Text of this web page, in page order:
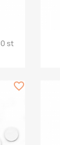
st
favorite_border